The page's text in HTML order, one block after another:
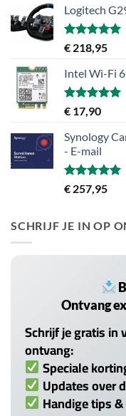
Logitech
Gewaardeerd
uit 5
€ 218,95
Intel Wi-Fi
Gewaardeerd
uit 5
€ 17,90
Synology
- E-mail
Gewaardeerd
uit 5
€ 257,95
SCHRIJF JE IN OP
Ontvang
Schrijf je gratis in
ontvang:
Speciale
Updates over
Handige tips